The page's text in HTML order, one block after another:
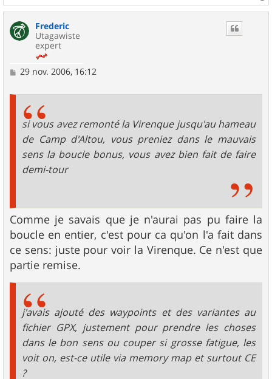
a
Frederic
Utagawiste
expert
M
29 nov. 2006, 16:12
si vous avez remonté la Virenque jusqu'au hameau
de Camp d'Altou, vous preniez dans le mauvais
sens la boucle bonus, vous avez bien fait de faire
demi-tour
Comme je savais que je n'aurai pas pu faire la
boucle en entier, c'est pour ca qu'on l'a fait dans
ce sens: juste pour voir la Virenque. Ce n'est que
partie remise.
j'avais ajouté des waypoints et des variantes au
fichier GPX, justement pour prendre les choses
dans le bon sens ou couper si grosse fatigue, les
voit on, est-ce utile via memory map et surtout CE
?